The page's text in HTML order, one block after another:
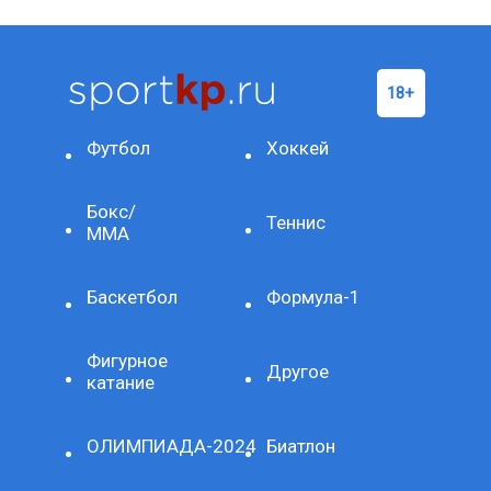
Футбол Хоккей
Бокс/
ММА
Теннис
Баскетбол Формула-1
Фигурное
катание
Другое
ОЛИМПИАДА-2024 Биатлон